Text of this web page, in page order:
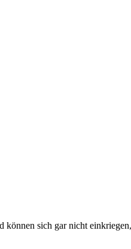
können sich gar nicht